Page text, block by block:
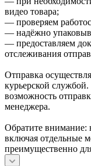
видео товара;
— проверяем
— надёжно
— предоставляем
отслеживания
Отправка
курьерской
возможность
менеджера.
Обратите внимание:
включая отдельные
преимущественно